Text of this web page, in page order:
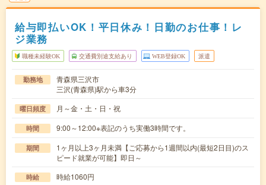
給与即払いOK！平日休み！日勤のお仕事！レ
ジ業務
職種未経験OK 交通費別途支給あり WEB登録OK 派遣
勤務地
青森県三沢市
三沢(青森県)駅から車3分
曜日頻度 月～金・土・日・祝
時間 9:00～12:00※表記のうち実働3時間です。
期間
1ヶ月以上3ヶ月未満【ご応募から1週間以内(最短2日目)のス
ピード就業が可能】即日～
時給 時給1060円